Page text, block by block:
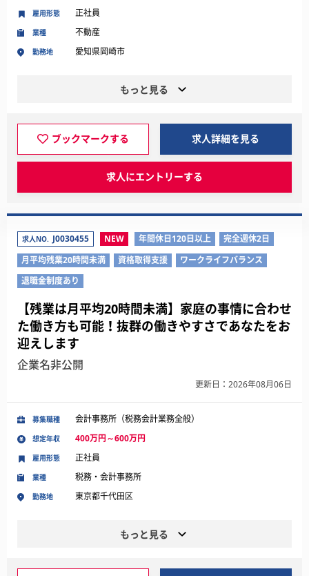
業種 不動産
勤務地 愛知県岡崎市
雇用形態 正社員
もっと見る
ブックマークする 求人詳細を見る
求人にエントリーする
求人NO. J0030455 NEW 年間休日120日以上
完全週休2日
月平均残業20時間未満
資格取得支援
ワークライフバランス
退職金制度あり
【残業は月平均20時間未満】家庭の事情に合わせ
た働き方も可能！抜群の働きやすさであなたをお
迎えします
企業名非公開
更新日：2026年08月06日
募集職種 会計事務所（税務会計業務全般）
想定年収 400万円～600万円
業種 税務・会計事務所
勤務地 東京都千代田区
雇用形態 正社員
もっと見る